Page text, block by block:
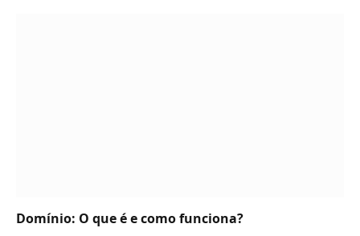
Domínio: O que é e como funciona?